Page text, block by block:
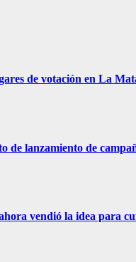
de votación en La
de lanzamiento de
vendió la idea para